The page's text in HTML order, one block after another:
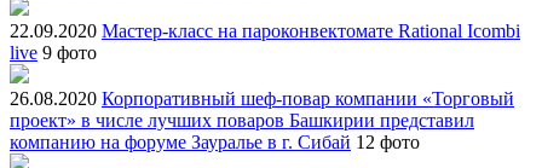
22.09.2020 Мастер-класс на пароконвектомате Rational Icombi
live 9 фото
26.08.2020 Корпоративный шеф-повар компании «Торговый
проект» в числе лучших поваров Башкирии представил
компанию на форуме Зауралье в г. Сибай 12 фото